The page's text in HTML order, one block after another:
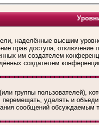
наделённые высшим
прав доступа, отключение
им создателем
создателем
группы пользователей),
перемещать, удалять и
сообщений